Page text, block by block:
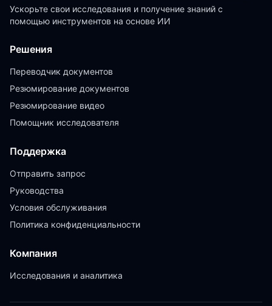
Ускорьте свои исследования и получение знаний с
помощью инструментов на основе ИИ
Решения
Переводчик документов
Резюмирование документов
Резюмирование видео
Помощник исследователя
Поддержка
Отправить запрос
Руководства
Условия обслуживания
Политика конфиденциальности
Компания
Исследования и аналитика